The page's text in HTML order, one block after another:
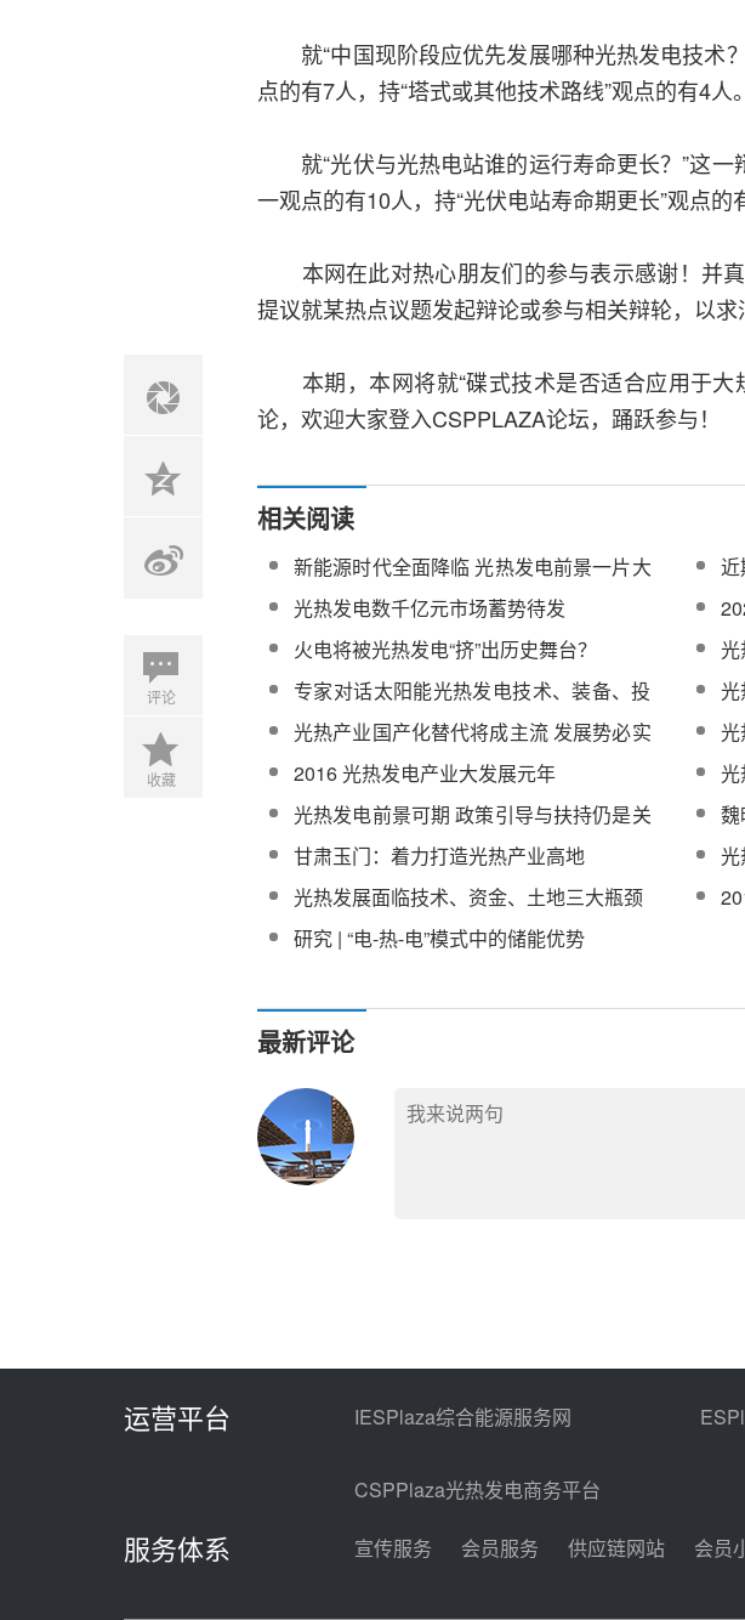
就“中国现阶段应优先发展哪种光热发电技术？
点的有7人，持“塔式或其他技术路线”观点的有4人。
就“光伏与光热电站谁的运行寿命更长？”这一
一观点的有10人，持“光伏电站寿命期更长”观点的
本网在此对热心朋友们的参与表示感谢！并真
提议就某热点议题发起辩论或参与相关辩轮，以求
本期，本网将就“碟式技术是否适合应用于大
论，欢迎大家登入CSPPLAZA论坛，踊跃参与！
评论
收藏
相关阅读
新能源时代全面降临 光热发电前景一片大
好
光热发电数千亿元市场蓄势待发
火电将被光热发电“挤”出历史舞台？
专家对话太阳能光热发电技术、装备、投
融资等核心问题
光
光热产业国产化替代将成主流 发展势必实
现中国速度
光
2016 光热发电产业大发展元年
光
光热发电前景可期 政策引导与扶持仍是关
键
甘肃玉门：着力打造光热产业高地
题
光热发展面临技术、资金、土地三大瓶颈
研究 | “电-热-电”模式中的储能优势
最新评论
运营平台 IESPlaza综合能源服务网
CSPPlaza光热发电商务平台
服务体系 宣传服务 会员服务 供应链网站 会员